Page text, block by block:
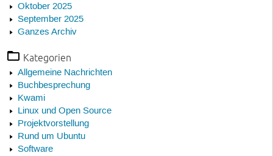
Oktober 2025
September 2025
Ganzes Archiv
Kategorien
Allgemeine Nachrichten
Buchbesprechung
Kwami
Linux und Open Source
Projektvorstellung
Rund um Ubuntu
Software